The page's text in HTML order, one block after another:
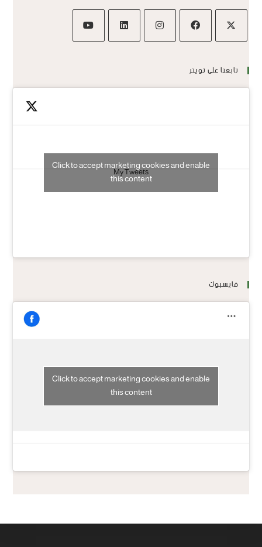
تابعنا على تويتر
My Tweets
Click to accept marketing cookies and enable
this content
فايسبوك
Click to accept marketing cookies and enable
this content